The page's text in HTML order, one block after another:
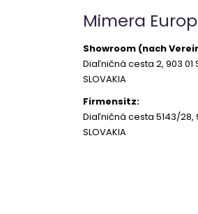
Mimera
Showroom (nach
Diaľničná cesta 2, 903 01
SLOVAKIA
Firmensitz:
Diaľničná cesta 5143/28,
SLOVAKIA